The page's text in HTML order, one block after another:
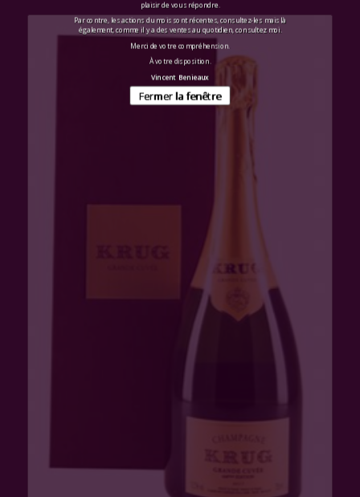
plaisir de vous répondre.
Par contre, les actions du mois sont récentes, consultez-les mais là
également, comme il y a des ventes au quotidien, consultez moi.
Merci de votre compréhension.
À votre disposition.
Vincent Benieaux
Fermer la fenêtre